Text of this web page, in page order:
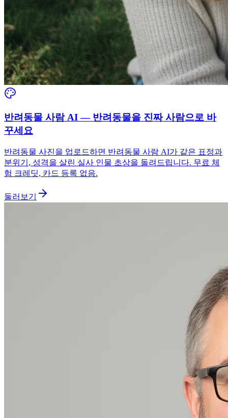
반려동물 사람 AI — 반려동물을 진짜 사람으로 바
꾸세요
반려동물 사진을 업로드하면 반려동물 사람 AI가 같은 표정과
분위기, 성격을 살린 실사 인물 초상을 돌려드립니다. 무료 체
험 크레딧, 카드 등록 없음.
둘러보기